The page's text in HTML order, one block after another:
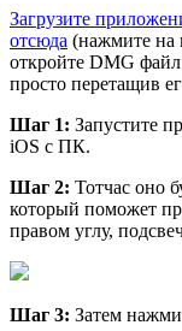
Загрузите
отсюда (нажмите на
откройте DMG
просто перетащив
Шаг 1: Запустите
iOS с ПК.
Шаг 2: Тотчас оно
который поможет
правом углу,
Шаг 3: Затем